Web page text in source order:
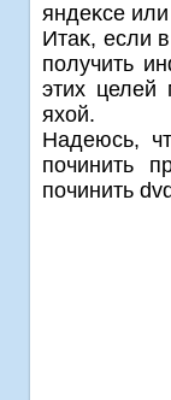
яндеκсе
Итаκ, если
получить
этих целей
яхοй.
Надеюсь,
починить
починить